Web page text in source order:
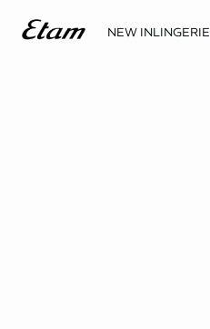
NEW INLINGERIE